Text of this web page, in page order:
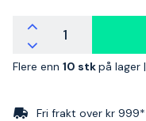
Flere enn 10 stkpå lager |
Fri frakt over kr 999*